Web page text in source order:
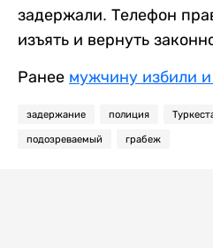
задержали. Телефон
изъять и вернуть
Ранее мужчину избили
задержание полиция
подозреваемый грабеж